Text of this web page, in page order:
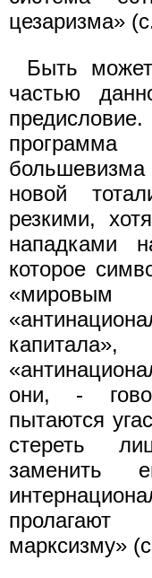
цезаризма»
Быть
частью
программа
новой
резкими,
нападками
которое
они, -
пытаются
стереть
заменить
пролагают
марксизму»